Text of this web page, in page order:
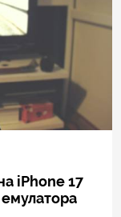
iPhone 17